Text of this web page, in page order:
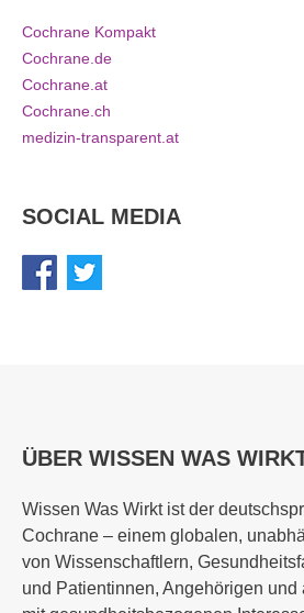
Cochrane Kompakt
Cochrane.de
Cochrane.at
Cochrane.ch
medizin-transparent.at
SOCIAL MEDIA
ÜBER WISSEN WAS
Wissen Was Wirkt ist der
Cochrane – einem globalen,
von Wissenschaftlern,
und Patientinnen, Angehörigen und